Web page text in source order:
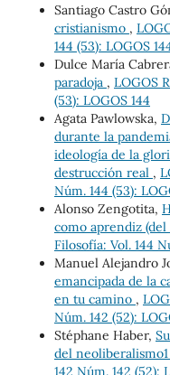
Santiago Castro
cristianismo ,
144 (53): LOGOS
Dulce María
paradoja , LOGOS
(53): LOGOS 144
Agata Pawlowska,
durante la
ideología de la
destrucción real ,
Núm. 144 (53):
Alonso Zengotita,
como aprendiz (del
Filosofía: Vol. 144
Manuel Alejandro
emancipada de la
en tu camino ,
Núm. 142 (52):
Stéphane Haber,
del neoliberalismo1
142 Núm. 142 (52):